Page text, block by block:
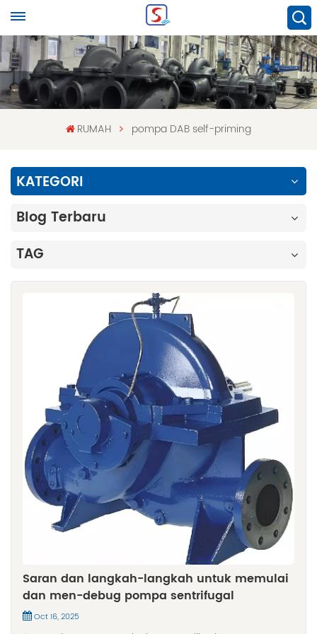
RUMAH pompa DAB self-priming
KATEGORI
Blog Terbaru
TAG
Saran dan langkah-langkah untuk memulai
dan men-debug pompa sentrifugal
Oct 16, 2025